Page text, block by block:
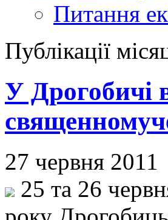
Питання
Публікації
У Дрогобичі
27 червня 2011
25 та 26